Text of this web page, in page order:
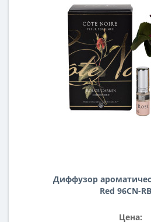
Диффузор
Red 96СN-
Цена: